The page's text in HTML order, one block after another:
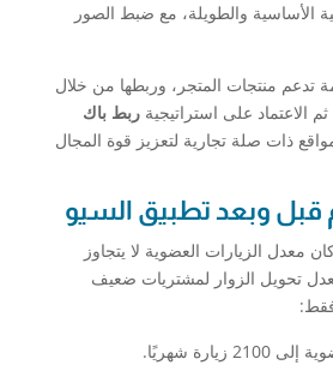
الأساسية والطويلة، مع ضبط الصور
تدعم منتجات المتجر، وربطها من خلال
الاعتماد على استراتيجية ربط باك
ذات صلة تجارية لتعزيز قوة المجال
قبل وبعد تطبيق السيو
معدل الزيارات العضوية لا يتجاوز
تحويل الزوار لمشتريات ضعيف
شهريًا.